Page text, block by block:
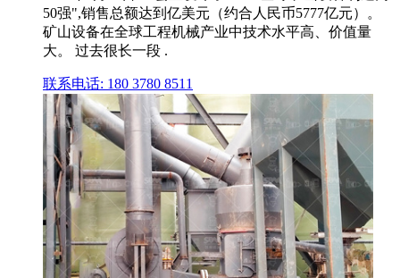
50强",销售总额达到亿美元（约合人民币5777亿元）。
矿山设备在全球工程机械产业中技术水平高、价值量
大。 过去很长一段 .
联系电话: 180 3780 8511